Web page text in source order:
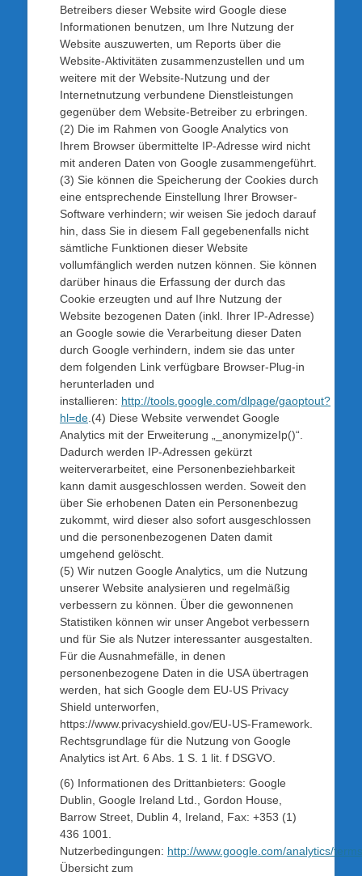
Betreibers dieser Website wird Google diese
Informationen benutzen, um Ihre Nutzung der
Website auszuwerten, um Reports über die
Website-Aktivitäten zusammenzustellen und um
weitere mit der Website-Nutzung und der
Internetnutzung verbundene Dienstleistungen
gegenüber dem Website-Betreiber zu erbringen.
(2) Die im Rahmen von Google Analytics von
Ihrem Browser übermittelte IP-Adresse wird nicht
mit anderen Daten von Google zusammengeführt.
(3) Sie können die Speicherung der Cookies durch
eine entsprechende Einstellung Ihrer Browser-
Software verhindern; wir weisen Sie jedoch darauf
hin, dass Sie in diesem Fall gegebenenfalls nicht
sämtliche Funktionen dieser Website
vollumfänglich werden nutzen können. Sie können
darüber hinaus die Erfassung der durch das
Cookie erzeugten und auf Ihre Nutzung der
Website bezogenen Daten (inkl. Ihrer IP-Adresse)
an Google sowie die Verarbeitung dieser Daten
durch Google verhindern, indem sie das unter
dem folgenden Link verfügbare Browser-Plug-in
herunterladen und
installieren: http://tools.google.com/dlpage/gaoptout?
hl=de .(4) Diese Website verwendet Google
Analytics mit der Erweiterung „_anonymizeIp()“.
Dadurch werden IP-Adressen gekürzt
weiterverarbeitet, eine Personenbeziehbarkeit
kann damit ausgeschlossen werden. Soweit den
über Sie erhobenen Daten ein Personenbezug
zukommt, wird dieser also sofort ausgeschlossen
und die personenbezogenen Daten damit
umgehend gelöscht.
(5) Wir nutzen Google Analytics, um die Nutzung
unserer Website analysieren und regelmäßig
verbessern zu können. Über die gewonnenen
Statistiken können wir unser Angebot verbessern
und für Sie als Nutzer interessanter ausgestalten.
Für die Ausnahmefälle, in denen
personenbezogene Daten in die USA übertragen
werden, hat sich Google dem EU-US Privacy
Shield unterworfen,
https://www.privacyshield.gov/EU-US-Framework.
Rechtsgrundlage für die Nutzung von Google
Analytics ist Art. 6 Abs. 1 S. 1 lit. f DSGVO.
(6) Informationen des Drittanbieters: Google
Dublin, Google Ireland Ltd., Gordon House,
Barrow Street, Dublin 4, Ireland, Fax: +353 (1)
436 1001.
Nutzerbedingungen: http://www.google.com/analytics/
Übersicht zum